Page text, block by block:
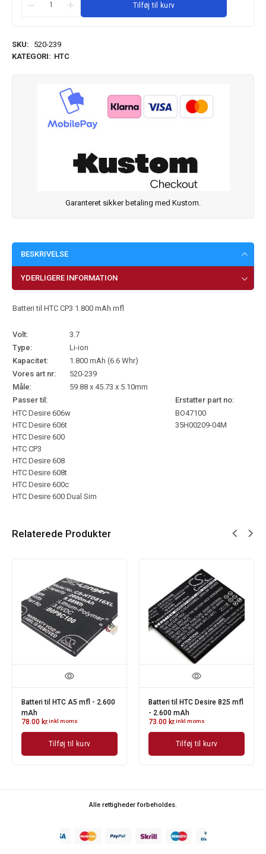
Tilføj til kurv
SKU:
520-239
KATEGORI: HTC
Garanteret sikker betaling med Kustom.
BESKRIVELSE
YDERLIGERE INFORMATION
Batteri til HTC CP3 1.800 mAh mfl
Volt:
3.7
Type:
Li-ion
Kapacitet:
1.800 mAh (6.6 Whr)
Vores art nr:
520-239
Måle:
59.88 x 45.73 x 5.10mm
Passer til:
Erstatter part no:
HTC Desire 606w
HTC Desire 606t
HTC Desire 600
HTC CP3
HTC Desire 608
HTC Desire 608t
HTC Desire 600c
HTC Desire 600 Dual Sim
BO47100
35H00209-04M
Relaterede Produkter
Batteri til HTC A5 mfl - 2.600
mAh
78.00 kr.inkl moms
Tilføj til kurv
Batteri til HTC Desire 825 mfl
- 2.600 mAh
73.00 kr.inkl moms
Tilføj til kurv
Alle rettigheder forbeholdes.